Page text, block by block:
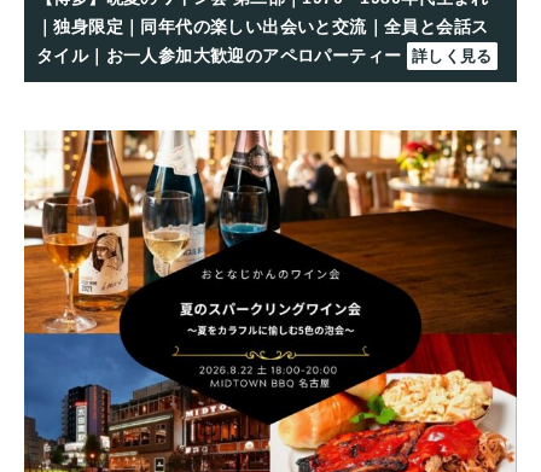
｜独身限定｜同年代の楽しい出会いと交流｜全員と会話ス
タイル｜お一人参加大歓迎のアペロパーティー 詳しく見る